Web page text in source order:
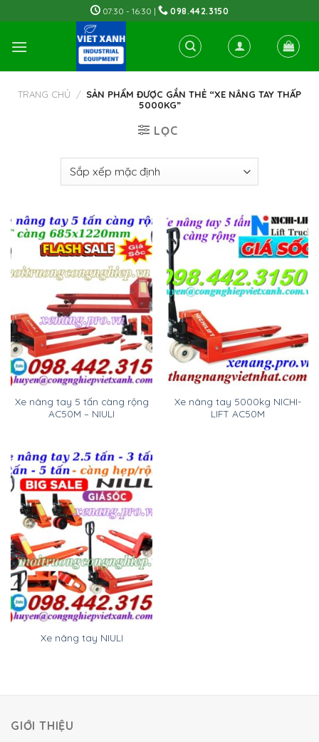
to
content
07:30 - 16:30 | 098.442.3150
TRANG CHỦ / SẢN PHẨM ĐƯỢC GẮN THẺ “XE NÂNG TAY THẤP
5000KG”
LỌC
Xe nâng tay 5 tấn càng rộng
AC50M – NIULI
Xe nâng tay 5000kg NICHI-
LIFT AC50M
Xe nâng tay NIULI
GIỚI THIỆU